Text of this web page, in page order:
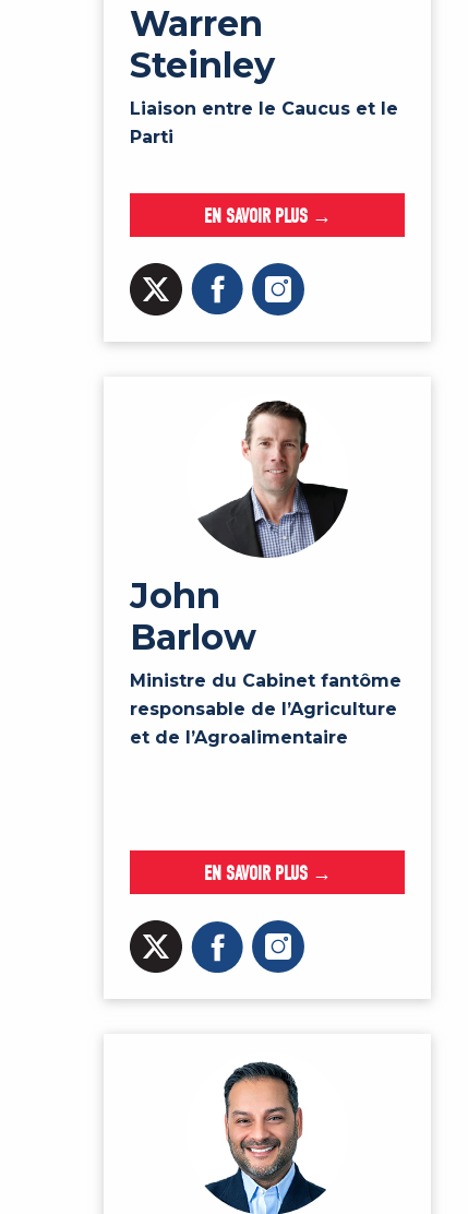
Warren
Steinley
Liaison entre le Caucus et le
Parti
EN SAVOIR PLUS →
John
Barlow
Ministre du Cabinet fantôme
responsable de l’Agriculture
et de l’Agroalimentaire
EN SAVOIR PLUS →